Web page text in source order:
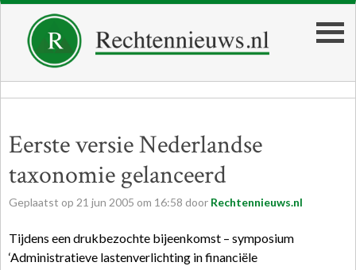
Eerste versie Nederlandse
taxonomie gelanceerd
Geplaatst op 21 jun 2005 om 16:58 door Rechtennieuws.nl
Tijdens een drukbezochte bijeenkomst – symposium
‘Administratieve lastenverlichting in financiële